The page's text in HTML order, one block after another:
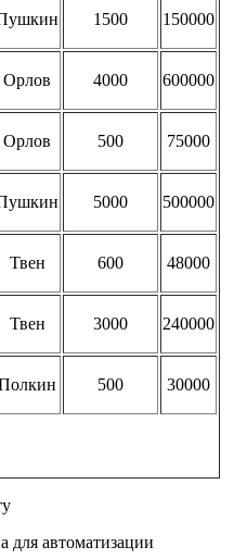
1500 150000
Орлов 4000 600000
Орлов 500 75000
5000 500000
Твен 600 48000
Твен 3000 240000
500 30000
для автоматизации